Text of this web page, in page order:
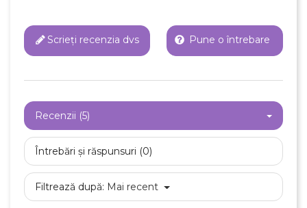
Scrieți recenzia dvs Pune o întrebare
Recenzii (5)
Întrebări și răspunsuri (0)
Filtrează după: Mai recent